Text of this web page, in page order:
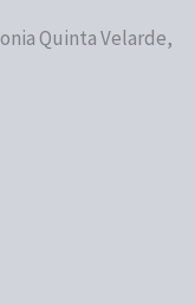
Quinta Velarde,